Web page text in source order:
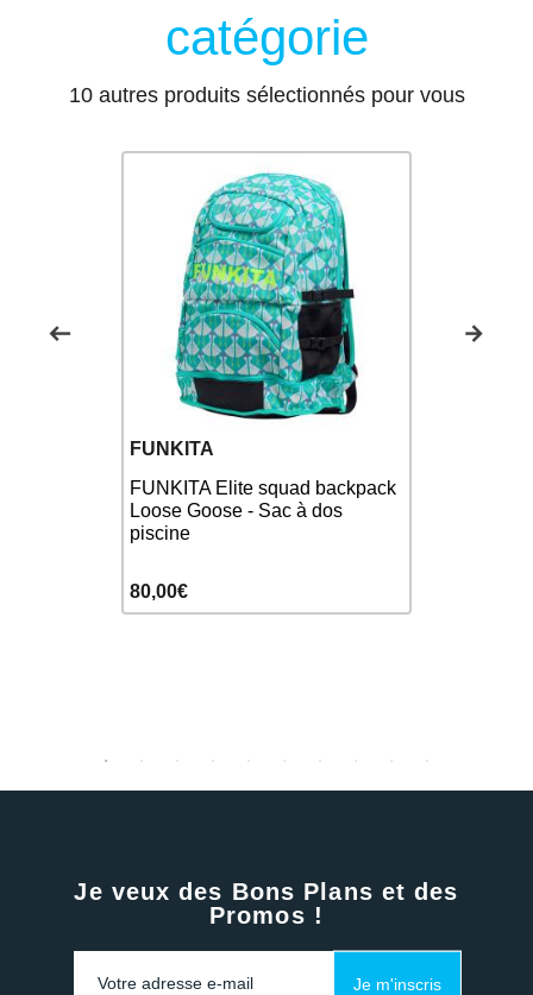
catégorie
10 autres produits sélectionnés pour vous
FUNKITA
FUNKITA Elite squad backpack
Loose Goose - Sac à dos
piscine
80,00€
Je veux des Bons Plans et des
Promos !
Je m'inscris